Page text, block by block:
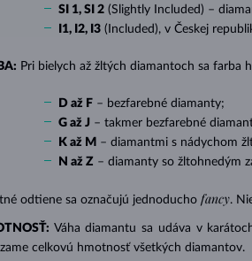
SI 1, SI 2 (Slightly Included) –
I1, I2, I3 (Included), v Českej
Pri bielych až žltých diamantoch sa farba
D až F – bezfarebné diamanty;
G až J – takmer bezfarebné
K až M – diamantmi s nádychom
N až Z – diamanty so žltohnedým
odtiene sa označujú jednoducho fancy.
Váha diamantu sa udáva v
celkovú hmotnosť všetkých diamantov.